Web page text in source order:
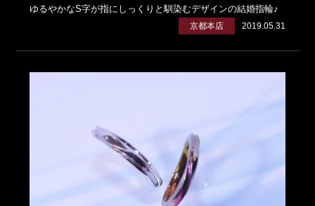
ゆるやかなS字が指にしっくりと馴染むデザインの結婚指輪♪
2019.05.31
京都本店